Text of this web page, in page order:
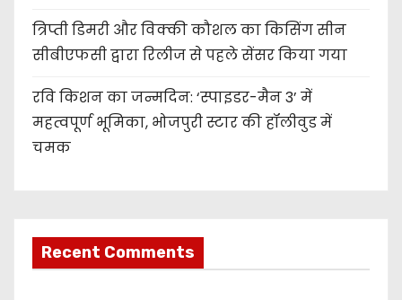
त्रिप्ती डिमरी और विक्की कौशल का किसिंग सीन
सीबीएफसी द्वारा रिलीज से पहले सेंसर किया गया
रवि किशन का जन्मदिन: ‘स्पाइडर-मैन 3’ में
महत्वपूर्ण भूमिका, भोजपुरी स्टार की हॉलीवुड में
चमक
Recent Comments